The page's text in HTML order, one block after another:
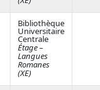
Bibliothèque
Universitaire
Centrale
Étage –
Langues
Romanes
(XE)